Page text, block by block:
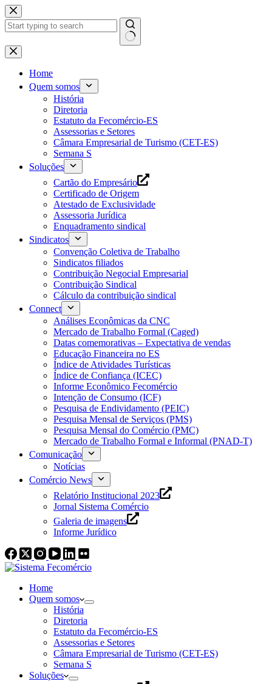
Pular
para
o
Home
Quem somos
História
Diretoria
Estatuto da Fecomércio-ES
Assessorias e Setores
Câmara Empresarial de Turismo (CET-ES)
Semana S
Soluções
Cartão do Empresário
Certificado de Origem
Atestado de Exclusividade
Assessoria Jurídica
Enquadramento sindical
Sindicatos
Convenção Coletiva de Trabalho
Sindicatos filiados
Contribuição Negocial Empresarial
Contribuição Sindical
Cálculo da contribuição sindical
Connect
Análises Econômicas da CNC
Mercado de Trabalho Formal (Caged)
Datas comemorativas – Expectativa de vendas
Educação Financeira no ES
Índice de Atividades Turísticas
Índice de Confiança (ICEC)
Informe Econômico Fecomércio
Intenção de Consumo (ICF)
Pesquisa de Endividamento (PEIC)
Pesquisa Mensal de Serviços (PMS)
Pesquisa Mensal do Comércio (PMC)
Mercado de Trabalho Formal e Informal (PNAD-T)
Comunicação
Notícias
Comércio News
Relatório Institucional 2023
Jornal Sistema Comércio
Galeria de imagens
Informe Jurídico
Home
Quem somos
História
Diretoria
Estatuto da Fecomércio-ES
Assessorias e Setores
Câmara Empresarial de Turismo (CET-ES)
Semana S
Soluções